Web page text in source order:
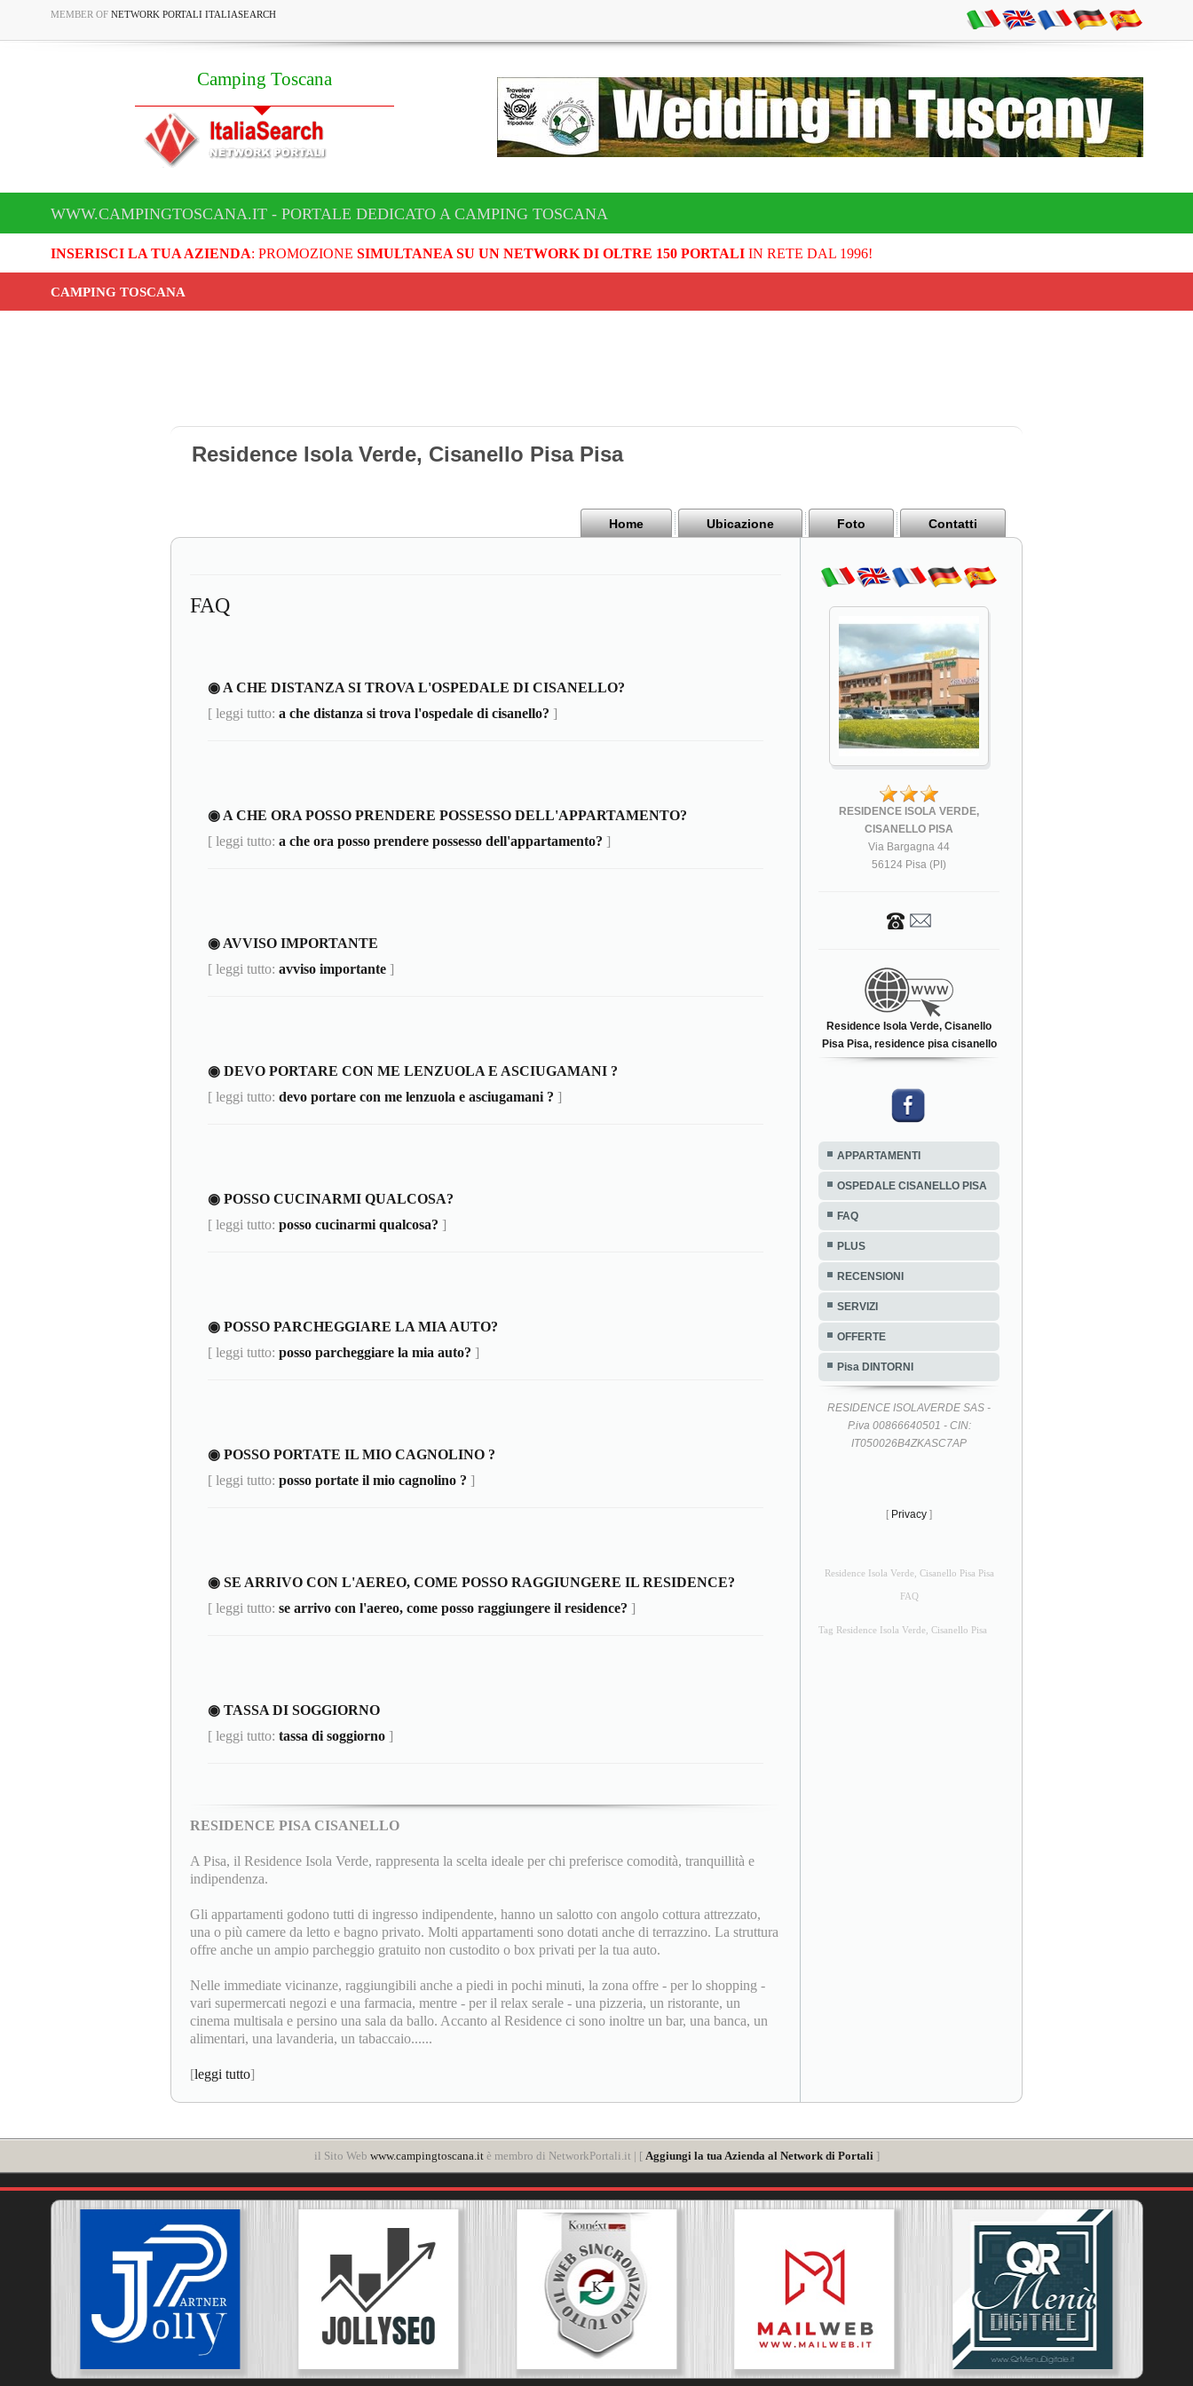
MEMBER OF NETWORK PORTALI ITALIASEARCH
Camping Toscana
WWW.CAMPINGTOSCANA.IT - PORTALE DEDICATO A CAMPING TOSCANA
INSERISCI LA TUA AZIENDA: PROMOZIONE SIMULTANEA SU UN NETWORK DI OLTRE 150 PORTALIIN RETE DAL 1996!
CAMPING TOSCANA
Residence Isola Verde, Cisanello Pisa Pisa
Home Ubicazione Foto Contatti
FAQ
◉ A CHE DISTANZA SI TROVA L'OSPEDALE DI CISANELLO?
[ leggi tutto: a che distanza si trova l'ospedale di cisanello? ]
◉ A CHE ORA POSSO PRENDERE POSSESSO DELL'APPARTAMENTO?
[ leggi tutto: a che ora posso prendere possesso dell'appartamento? ]
◉ AVVISO IMPORTANTE
[ leggi tutto: avviso importante ]
◉ DEVO PORTARE CON ME LENZUOLA E ASCIUGAMANI ?
[ leggi tutto: devo portare con me lenzuola e asciugamani ? ]
◉ POSSO CUCINARMI QUALCOSA?
[ leggi tutto: posso cucinarmi qualcosa? ]
◉ POSSO PARCHEGGIARE LA MIA AUTO?
[ leggi tutto: posso parcheggiare la mia auto? ]
◉ POSSO PORTATE IL MIO CAGNOLINO ?
[ leggi tutto: posso portate il mio cagnolino ? ]
◉ SE ARRIVO CON L'AEREO, COME POSSO RAGGIUNGERE IL RESIDENCE?
[ leggi tutto: se arrivo con l'aereo, come posso raggiungere il residence? ]
◉ TASSA DI SOGGIORNO
[ leggi tutto: tassa di soggiorno ]
RESIDENCE PISA CISANELLO
A Pisa, il Residence Isola Verde, rappresenta la scelta ideale per chi preferisce comodità, tranquillità e
indipendenza.
Gli appartamenti godono tutti di ingresso indipendente, hanno un salotto con angolo cottura attrezzato,
una o più camere da letto e bagno privato. Molti appartamenti sono dotati anche di terrazzino. La struttura
offre anche un ampio parcheggio gratuito non custodito o box privati per la tua auto.
Nelle immediate vicinanze, raggiungibili anche a piedi in pochi minuti, la zona offre - per lo shopping -
vari supermercati negozi e una farmacia, mentre - per il relax serale - una pizzeria, un ristorante, un
cinema multisala e persino una sala da ballo. Accanto al Residence ci sono inoltre un bar, una banca, un
alimentari, una lavanderia, un tabaccaio......
[leggi tutto]
RESIDENCE ISOLA VERDE,
CISANELLO PISA
Via Bargagna 44
56124 Pisa (PI)
Residence Isola Verde, Cisanello
Pisa Pisa, residence pisa cisanello
APPARTAMENTI
OSPEDALE CISANELLO PISA
FAQ
PLUS
RECENSIONI
SERVIZI
OFFERTE
Pisa DINTORNI
RESIDENCE ISOLAVERDE SAS -
P.iva 00866640501 - CIN:
IT050026B4ZKASC7AP
[ Privacy ]
Residence Isola Verde, Cisanello Pisa Pisa
FAQ
Tag Residence Isola Verde, Cisanello Pisa
il Sito Web www.campingtoscana.itè membro di NetworkPortali.it | [ Aggiungi la tua Azienda al Network di Portali ]